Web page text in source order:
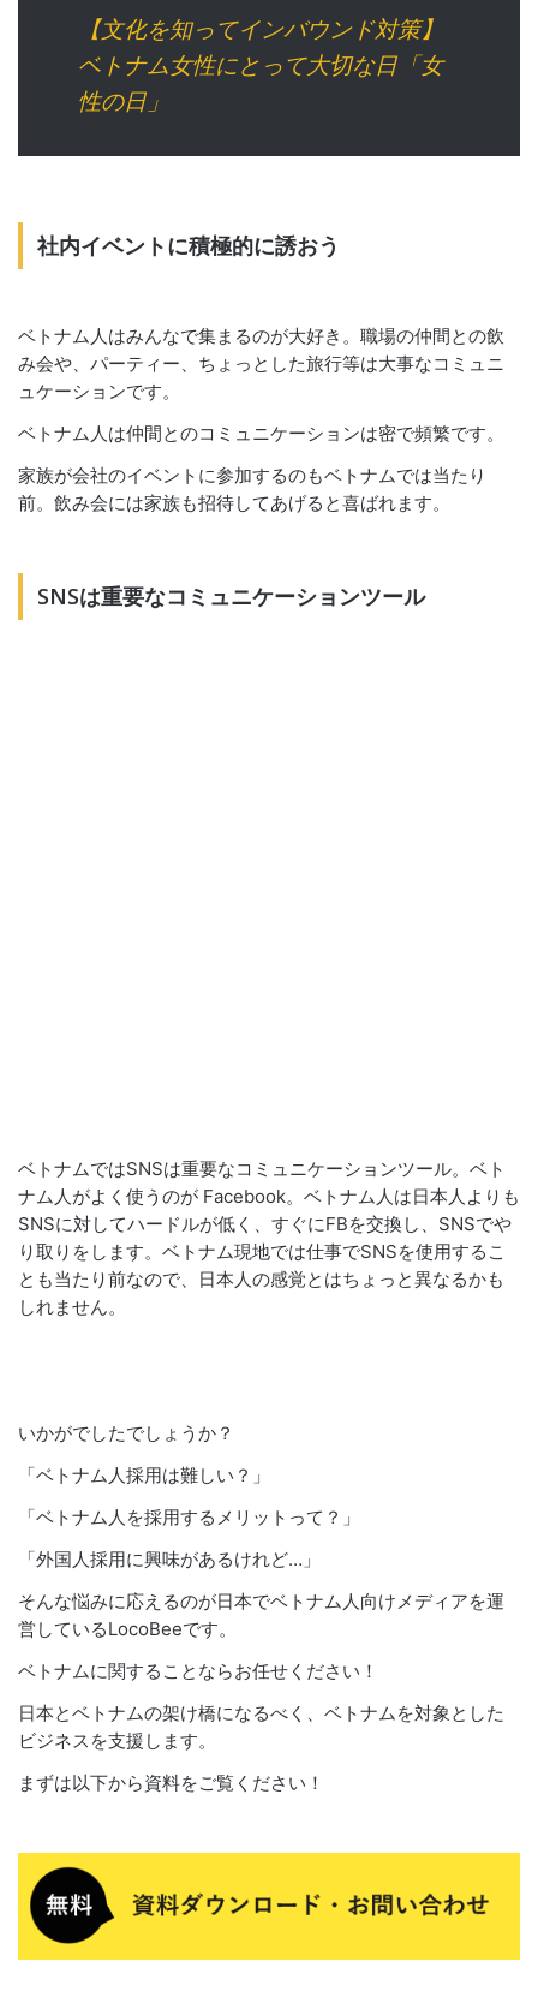
【文化を知ってインバウンド対策】
ベトナム女性にとって大切な日「女
性の日」
社内イベントに積極的に誘おう
ベトナム人はみんなで集まるのが大好き。職場の仲間との飲
み会や、パーティー、ちょっとした旅行等は大事なコミュニ
ュケーションです。
ベトナム人は仲間とのコミュニケーションは密で頻繁です。
家族が会社のイベントに参加するのもベトナムでは当たり
前。飲み会には家族も招待してあげると喜ばれます。
SNSは重要なコミュニケーションツール
ベトナムではSNSは重要なコミュニケーションツール。ベト
ナム人がよく使うのが Facebook。ベトナム人は日本人よりも
SNSに対してハードルが低く、すぐにFBを交換し、SNSでや
り取りをします。ベトナム現地では仕事でSNSを使用するこ
とも当たり前なので、日本人の感覚とはちょっと異なるかも
しれません。
いかがでしたでしょうか？
「ベトナム人採用は難しい？」
「ベトナム人を採用するメリットって？」
「外国人採用に興味があるけれど…」
そんな悩みに応えるのが日本でベトナム人向けメディアを運
営しているLocoBeeです。
ベトナムに関することならお任せください！
日本とベトナムの架け橋になるべく、ベトナムを対象とした
ビジネスを支援します。
まずは以下から資料をご覧ください！